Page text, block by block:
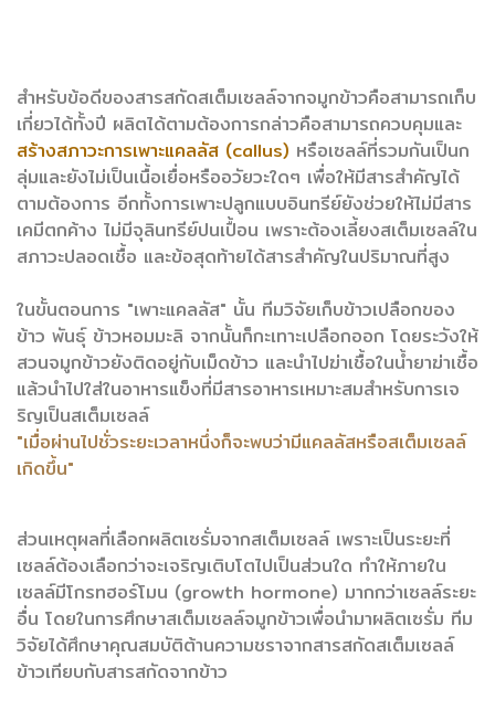
สำหรับข้อดีของสารสกัดสเต็มเซลล์จากจมูกข้าวคือสามารถเก็บ
เกี่ยวได้ทั้งปี ผลิตได้ตามต้องการกล่าวคือสามารถควบคุมและ
สร้างสภาวะการเพาะแคลลัส (callus) หรือเซลล์ที่รวมกันเป็นก
ลุ่มและยังไม่เป็นเนื้อเยื่อหรืออวัยวะใดๆ เพื่อให้มีสารสำคัญได้
ตามต้องการ อีกทั้งการเพาะปลูกแบบอินทรีย์ยังช่วยให้ไม่มีสาร
เคมีตกค้าง ไม่มีจุลินทรีย์ปนเปื้อน เพราะต้องเลี้ยงสเต็มเซลล์ใน
สภาวะปลอดเชื้อ และข้อสุดท้ายได้สารสำคัญในปริมาณที่สูง
ในขั้นตอนการ "เพาะแคลลัส" นั้น ทีมวิจัยเก็บข้าวเปลือกของ
ข้าว พันธุ์ ข้าวหอมมะลิ จากนั้นก็กะเทาะเปลือกออก โดยระวังให้
สวนจมูกข้าวยังติดอยู่กับเม็ดข้าว และนำไปฆ่าเชื้อในน้ำยาฆ่าเชื้อ
แล้วนำไปใส่ในอาหารแข็งที่มีสารอาหารเหมาะสมสำหรับการเจ
ริญเป็นสเต็มเซลล์
"เมื่อผ่านไปชั่วระยะเวลาหนึ่งก็จะพบว่ามีแคลลัสหรือสเต็มเซลล์
เกิดขึ้น"
ส่วนเหตุผลที่เลือกผลิตเซรั่มจากสเต็มเซลล์ เพราะเป็นระยะที่
เซลล์ต้องเลือกว่าจะเจริญเติบโตไปเป็นส่วนใด ทำให้ภายใน
เซลล์มีโกรทฮอร์โมน (growth hormone) มากกว่าเซลล์ระยะ
อื่น โดยในการศึกษาสเต็มเซลล์จมูกข้าวเพื่อนำมาผลิตเซรั่ม ทีม
วิจัยได้ศึกษาคุณสมบัติต้านความชราจากสารสกัดสเต็มเซลล์
ข้าวเทียบกับสารสกัดจากข้าว